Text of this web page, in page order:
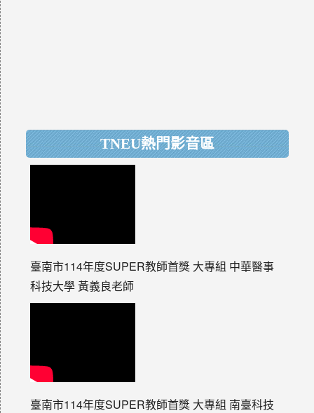
TNEU熱門影音區
臺南市114年度SUPER教師首獎 大專組 中華醫事
科技大學 黃義良老師
臺南市114年度SUPER教師首獎 大專組 南臺科技